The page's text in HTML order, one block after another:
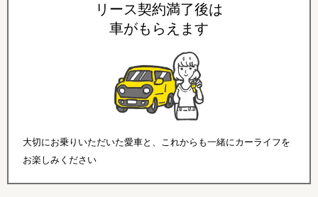
リース契約満了後は
車がもらえます
大切にお乗りいただいた愛車と、これからも一緒にカーライフを
お楽しみください